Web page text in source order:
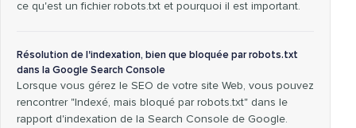
ce qu'est un fichier robots.txt et pourquoi il est important.
Résolution de l'indexation, bien que bloquée par robots.txt
dans la Google Search Console
Lorsque vous gérez le SEO de votre site Web, vous pouvez
rencontrer "Indexé, mais bloqué par robots.txt" dans le
rapport d'indexation de la Search Console de Google.